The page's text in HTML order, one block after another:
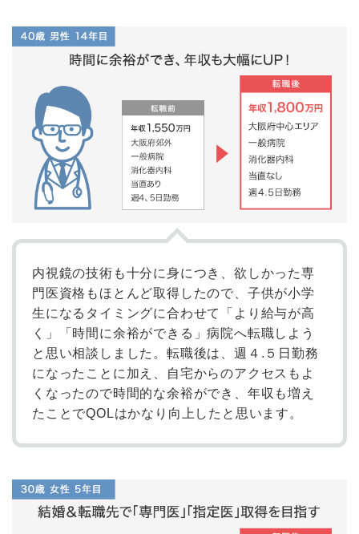
内視鏡の技術も十分に身につき、欲しかった専
門医資格もほとんど取得したので、子供が小学
生になるタイミングに合わせて「より給与が高
く」「時間に余裕ができる」病院へ転職しよう
と思い相談しました。転職後は、週４.５日勤務
になったことに加え、自宅からのアクセスもよ
くなったので時間的な余裕ができ、年収も増え
たことでQOLはかなり向上したと思います。